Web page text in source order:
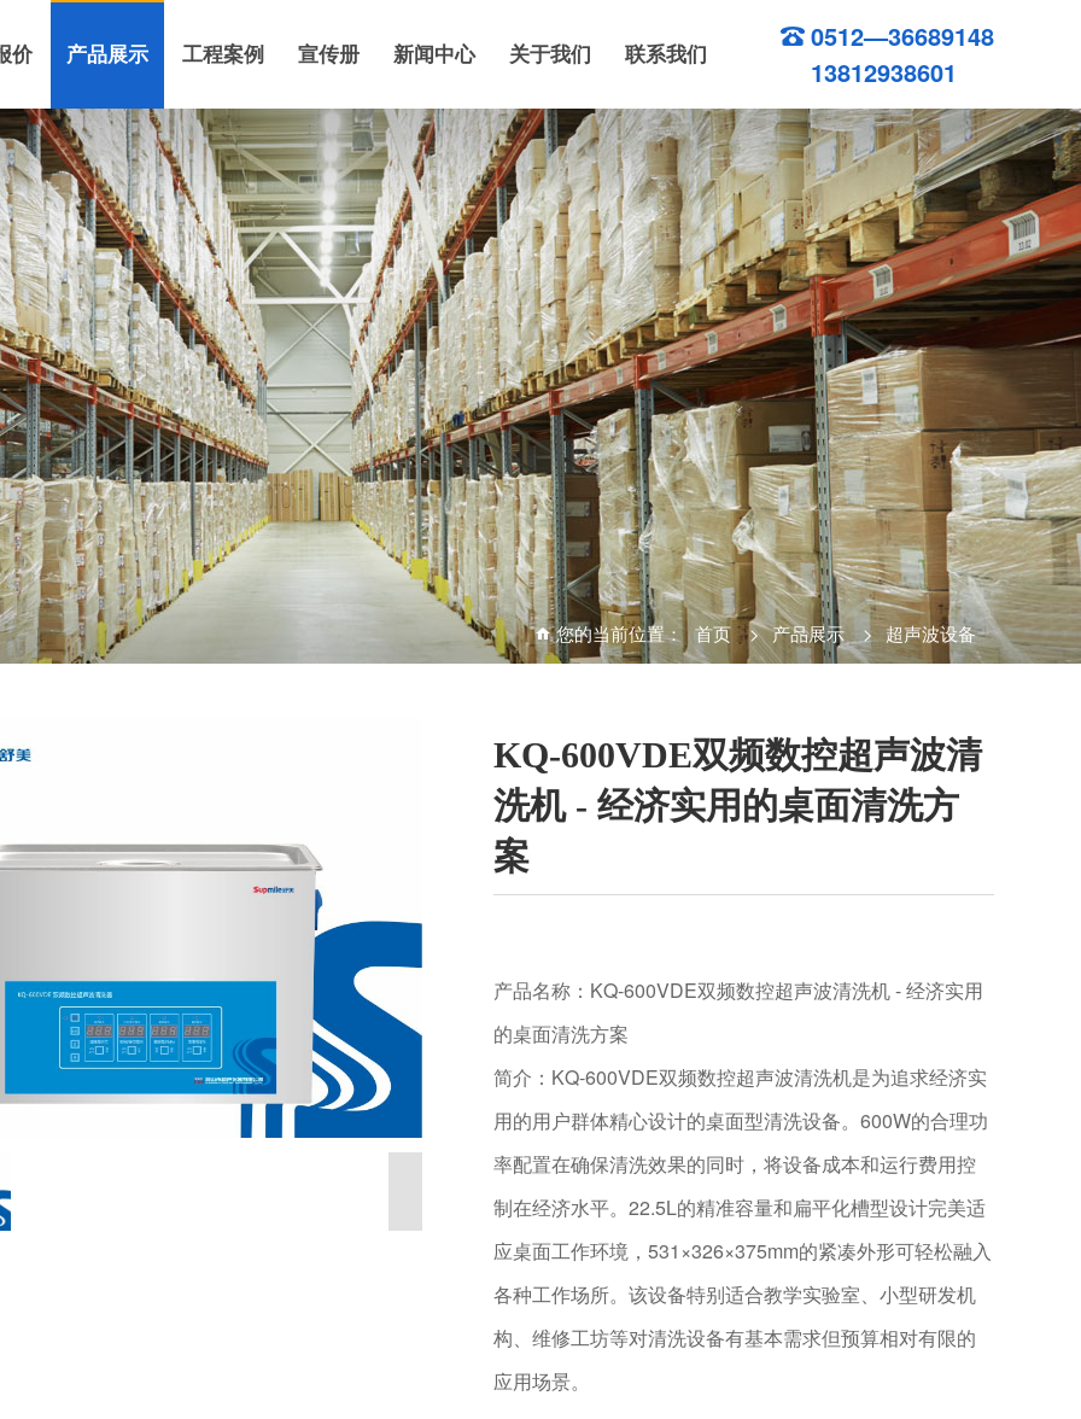
价 产品展示 工程案例 宣传册 新闻中心 关于我们 联系我们
0512—36689148
13812938601
您的当前位置： 首页 > 产品展示 > 超声波设备
KQ-600VDE双频数控超声波清
洗机 - 经济实用的桌面清洗方
案
产品名称：KQ-600VDE双频数控超声波清洗机 - 经济实用
的桌面清洗方案
简介：KQ-600VDE双频数控超声波清洗机是为追求经济实
用的用户群体精心设计的桌面型清洗设备。600W的合理功
率配置在确保清洗效果的同时，将设备成本和运行费用控
制在经济水平。22.5L的精准容量和扁平化槽型设计完美适
应桌面工作环境，531×326×375mm的紧凑外形可轻松融入
各种工作场所。该设备特别适合教学实验室、小型研发机
构、维修工坊等对清洗设备有基本需求但预算相对有限的
应用场景。